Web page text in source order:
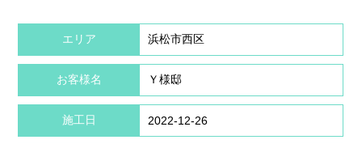
エリア 浜松市西区
お客様名 Ｙ様邸
施工日 2022-12-26